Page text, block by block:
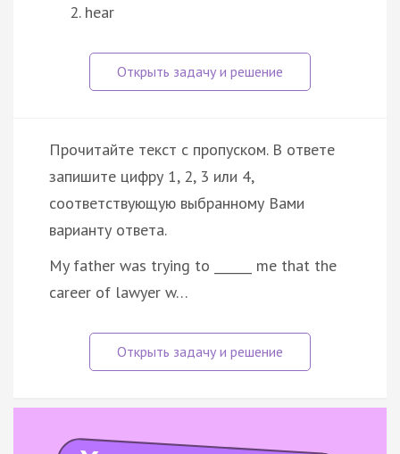
hear
Прочитайте текст с пропуском. В ответе
запишите цифру 1, 2, 3 или 4,
соответствующую выбранному Вами
варианту ответа.
My father was trying to ______ me that the
career of lawyer w…